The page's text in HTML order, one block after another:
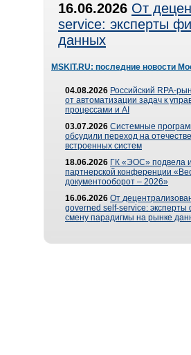
16.06.2026 От
service: эксперты
данных
MSKIT.RU: последние новости
04.08.2026 Российский RPA-
от автоматизации задач к
процессами и AI
03.07.2026 Системные
обсудили переход на
встроенных систем
18.06.2026 ГК «ЭОС» подвела
партнерской конференции
документооборот – 2026»
16.06.2026 От
governed self-service: эксперты
смену парадигмы на рынке